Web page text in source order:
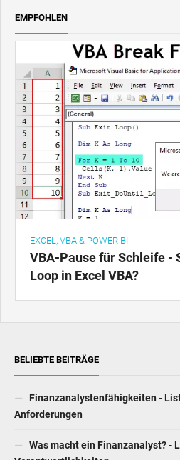
EMPFOHLEN
EXCEL, VBA & POWER BI
VBA-Pause für Schleife -
Loop in Excel VBA?
BELIEBTE BEITRÄGE
Finanzanalystenfähigkeiten -
Anforderungen
Was macht ein Finanzanalyst? -